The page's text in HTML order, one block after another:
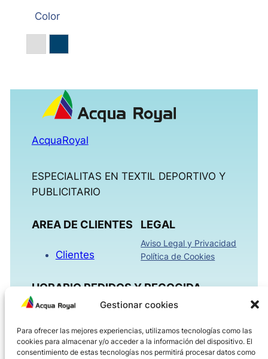
Gestionar cookies
Para ofrecer las mejores experiencias, utilizamos tecnologías como las
cookies para almacenar y/o acceder a la información del dispositivo. El
consentimiento de estas tecnologías nos permitirá procesar datos como
Color
Gris Vigoré
Marino
AcquaRoyal
ESPECIALITAS EN TEXTIL DEPORTIVO Y
PUBLICITARIO
AREA DE CLIENTES
Clientes
LEGAL
Aviso Legal y Privacidad
Política de Cookies
HORARIO PEDIDOS Y RECOGIDA
Tardes 16:00h – 18:30h
Viernes 08:00h – 14:00h